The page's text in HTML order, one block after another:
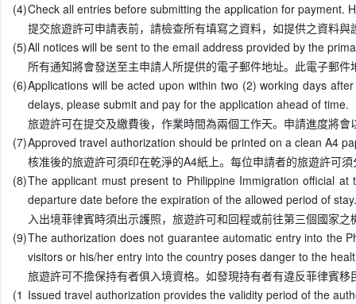
(4)Check all entries before submitting the application for payment.
提交旅遊許可申請表前，請檢查所有填寫之資料，如提供之資料
(5)All notices will be sent to the email address provided by the
所有通知將會發送至主申請人所提供的電子郵件地址。此電子郵
(6)Applications will be acted upon within two (2) working days
delays, please submit and pay for the application ahead of time.
旅遊許可在提交及繳費後，作業時間為兩個工作天。申請進度將
(7)Approved travel authorization should be printed on a clean A4
核准後的旅遊許可須印在乾淨的A4紙上。每位申請者的旅遊許可
(8)The applicant must present to Philippine Immigration official
departure date before the expiration of the allowed period of stay.
入出境菲律賓時須出示護照，旅遊許可和回程或前往第三個國家
(9)The authorization does not guarantee automatic entry into the
visitors or his/her entry into the country poses danger to the
旅遊許可不擔保持有者俱入境資格。如發現持有者有違反菲律賓
(1 Issued travel authorization provides the validity period of the